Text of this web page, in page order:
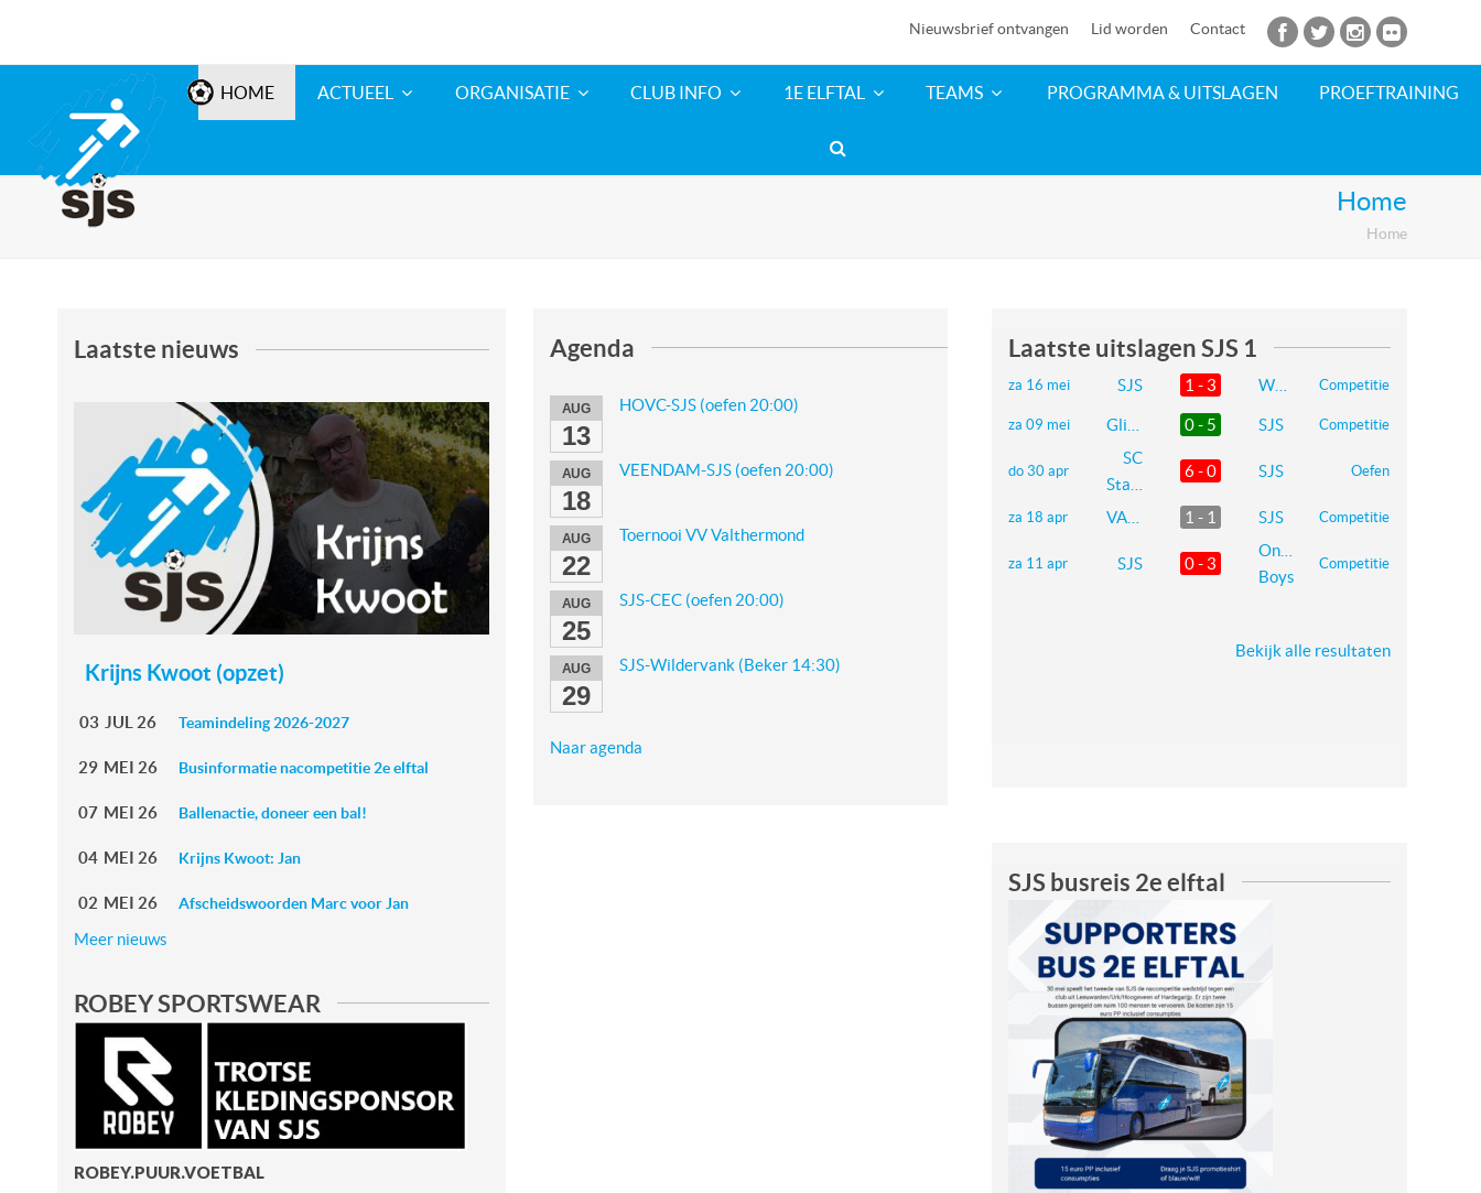
Nieuwsbrief ontvangen Lid worden Contact
HOME ACTUEEL ORGANISATIE CLUB INFO 1E ELFTAL TEAMS PROGRAMMA & UITSLAGEN PROEFTRAINING
Home
Home
Laatste nieuws
Krijns Kwoot (opzet)
03 JUL 26 Teamindeling 2026-2027
29 MEI 26 Businformatie nacompetitie 2e elftal
07 MEI 26 Ballenactie, doneer een bal!
04 MEI 26 Krijns Kwoot: Jan
02 MEI 26 Afscheidswoorden Marc voor Jan
Meer nieuws
ROBEY SPORTSWEAR
ROBEY.PUUR.VOETBAL
Agenda
AUG
13
HOVC-SJS (oefen 20:00)
AUG
18
VEENDAM-SJS (oefen 20:00)
AUG
22
Toernooi VV Valthermond
AUG
25
SJS-CEC (oefen 20:00)
AUG
29
SJS-Wildervank (Beker 14:30)
Naar agenda
Laatste uitslagen SJS 1
za 16 mei SJS 1 - 3 Competitie
za 09 mei 0 - 5 SJS Competitie
do 30 apr
SC
6 - 0 SJS Oefen
za 18 apr 1 - 1 SJS Competitie
za 11 apr SJS 0 - 3
Onstwedder
Boys
Competitie
Bekijk alle resultaten
SJS busreis 2e elftal